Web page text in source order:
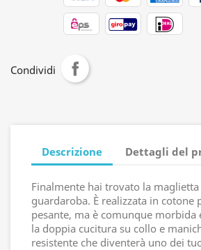
Condividi
Descrizione Dettagli del
Finalmente hai trovato la
guardaroba. È realizzata in cotone
pesante, ma è comunque morbida
la doppia cucitura su collo e
resistente che diventerà uno dei